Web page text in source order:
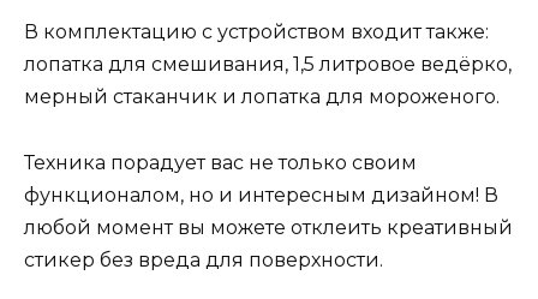
В комплектацию с устройством входит также:
лопатка для смешивания, 1,5 литровое ведёрко,
мерный стаканчик и лопатка для мороженого.
Техника порадует вас не только своим
функционалом, но и интересным дизайном! В
любой момент вы можете отклеить креативный
стикер без вреда для поверхности.